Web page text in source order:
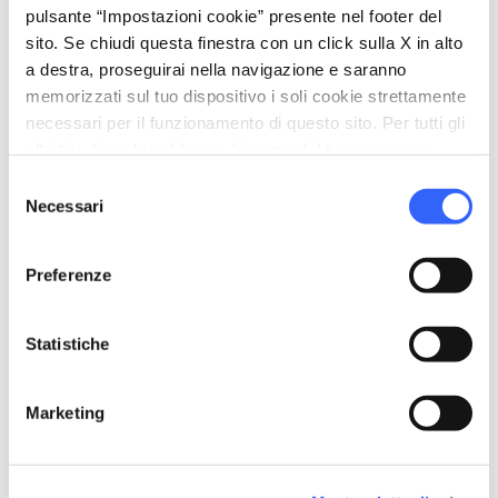
pulsante “Impostazioni cookie” presente nel footer del
sito. Se chiudi questa finestra con un click sulla X in alto
a destra, proseguirai nella navigazione e saranno
memorizzati sul tuo dispositivo i soli cookie strettamente
necessari per il funzionamento di questo sito. Per tutti gli
delNecessari
Preferenze
Statistiche
Marketing
Informazioni
home Dove
Viale IV Novembre, 67, 50032 Borgo San
Lorenzo FI
schedule
Domenica 14 giugno 2026
dalle
language Sito Web
Download